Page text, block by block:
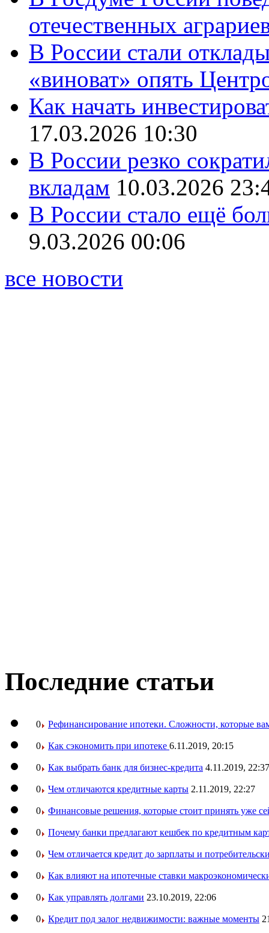
отечественных
В России стали
«виноват» опять
Как начать
17.03.2026 10:30
В России резко
вкладам 10.03.2026
В России стало ещё
9.03.2026 00:06
все новости
Последние статьи
0 Рефинансирование ипотеки. Сложности, которые
0 Как сэкономить при ипотеке 6.11.2019, 20:15
0 Как выбрать банк для бизнес-кредита 4.11.2019, 22:37
0 Чем отличаются кредитные карты 2.11.2019, 22:27
0 Финансовые решения, которые стоит принять уже
0 Почему банки предлагают кешбек по кредитным
0 Чем отличается кредит до зарплаты и
0 Как влияют на ипотечные ставки
0 Как управлять долгами 23.10.2019, 22:06
0 Кредит под залог недвижимости: важные моменты